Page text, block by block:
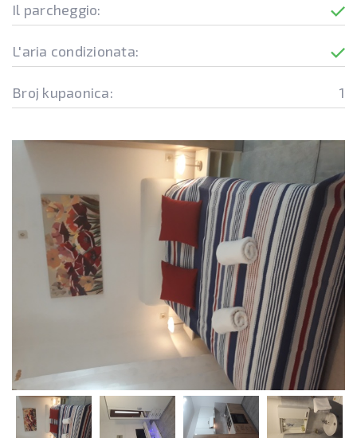
Il parcheggio:
L'aria condizionata:
Broj kupaonica: 1